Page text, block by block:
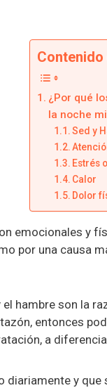
¿Por qué
la noche
Sed y
Estrés
Calor
Dolor
emocionales y
por una causa
hambre son la
entonces
a
y que